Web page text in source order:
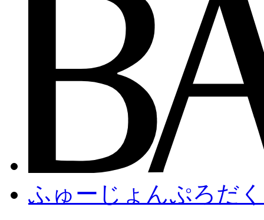
ふゅーじょんぷろだ